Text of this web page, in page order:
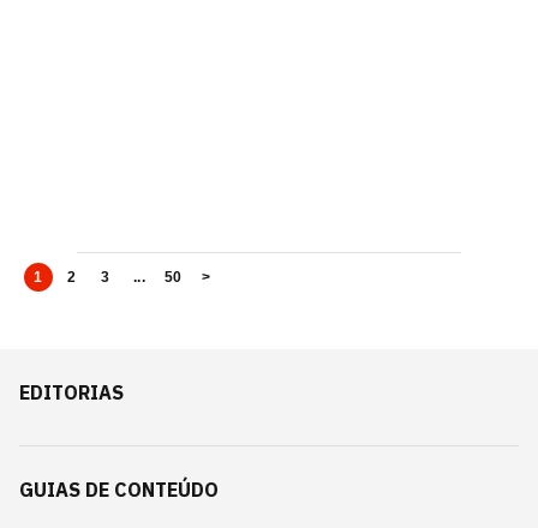
1 2 3 ... 50 >
EDITORIAS
GUIAS DE CONTEÚDO